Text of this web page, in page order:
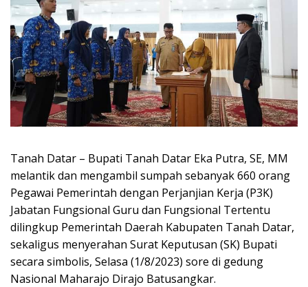
Tanah Datar – Bupati Tanah Datar Eka Putra, SE, MM
melantik dan mengambil sumpah sebanyak 660 orang
Pegawai Pemerintah dengan Perjanjian Kerja (P3K)
Jabatan Fungsional Guru dan Fungsional Tertentu
dilingkup Pemerintah Daerah Kabupaten Tanah Datar,
sekaligus menyerahan Surat Keputusan (SK) Bupati
secara simbolis, Selasa (1/8/2023) sore di gedung
Nasional Maharajo Dirajo Batusangkar.